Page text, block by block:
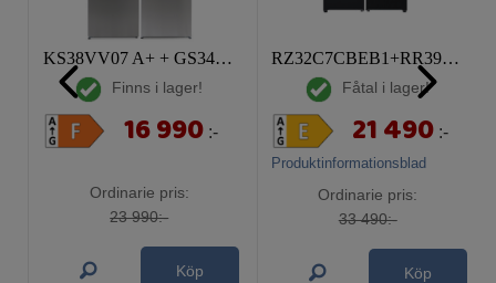
KS38VV07 A+ + GS34VV07 A+ Paketpris
Finns i lager!
16 990 :-
Ordinarie pris:
23 990:-
Köp
RZ32C7CBEB1+RR39C7EC5B1 Paketpris
Fåtal i lager!
Produktinformationsblad
21 490 :-
Ordinarie pris:
33 490:-
Köp